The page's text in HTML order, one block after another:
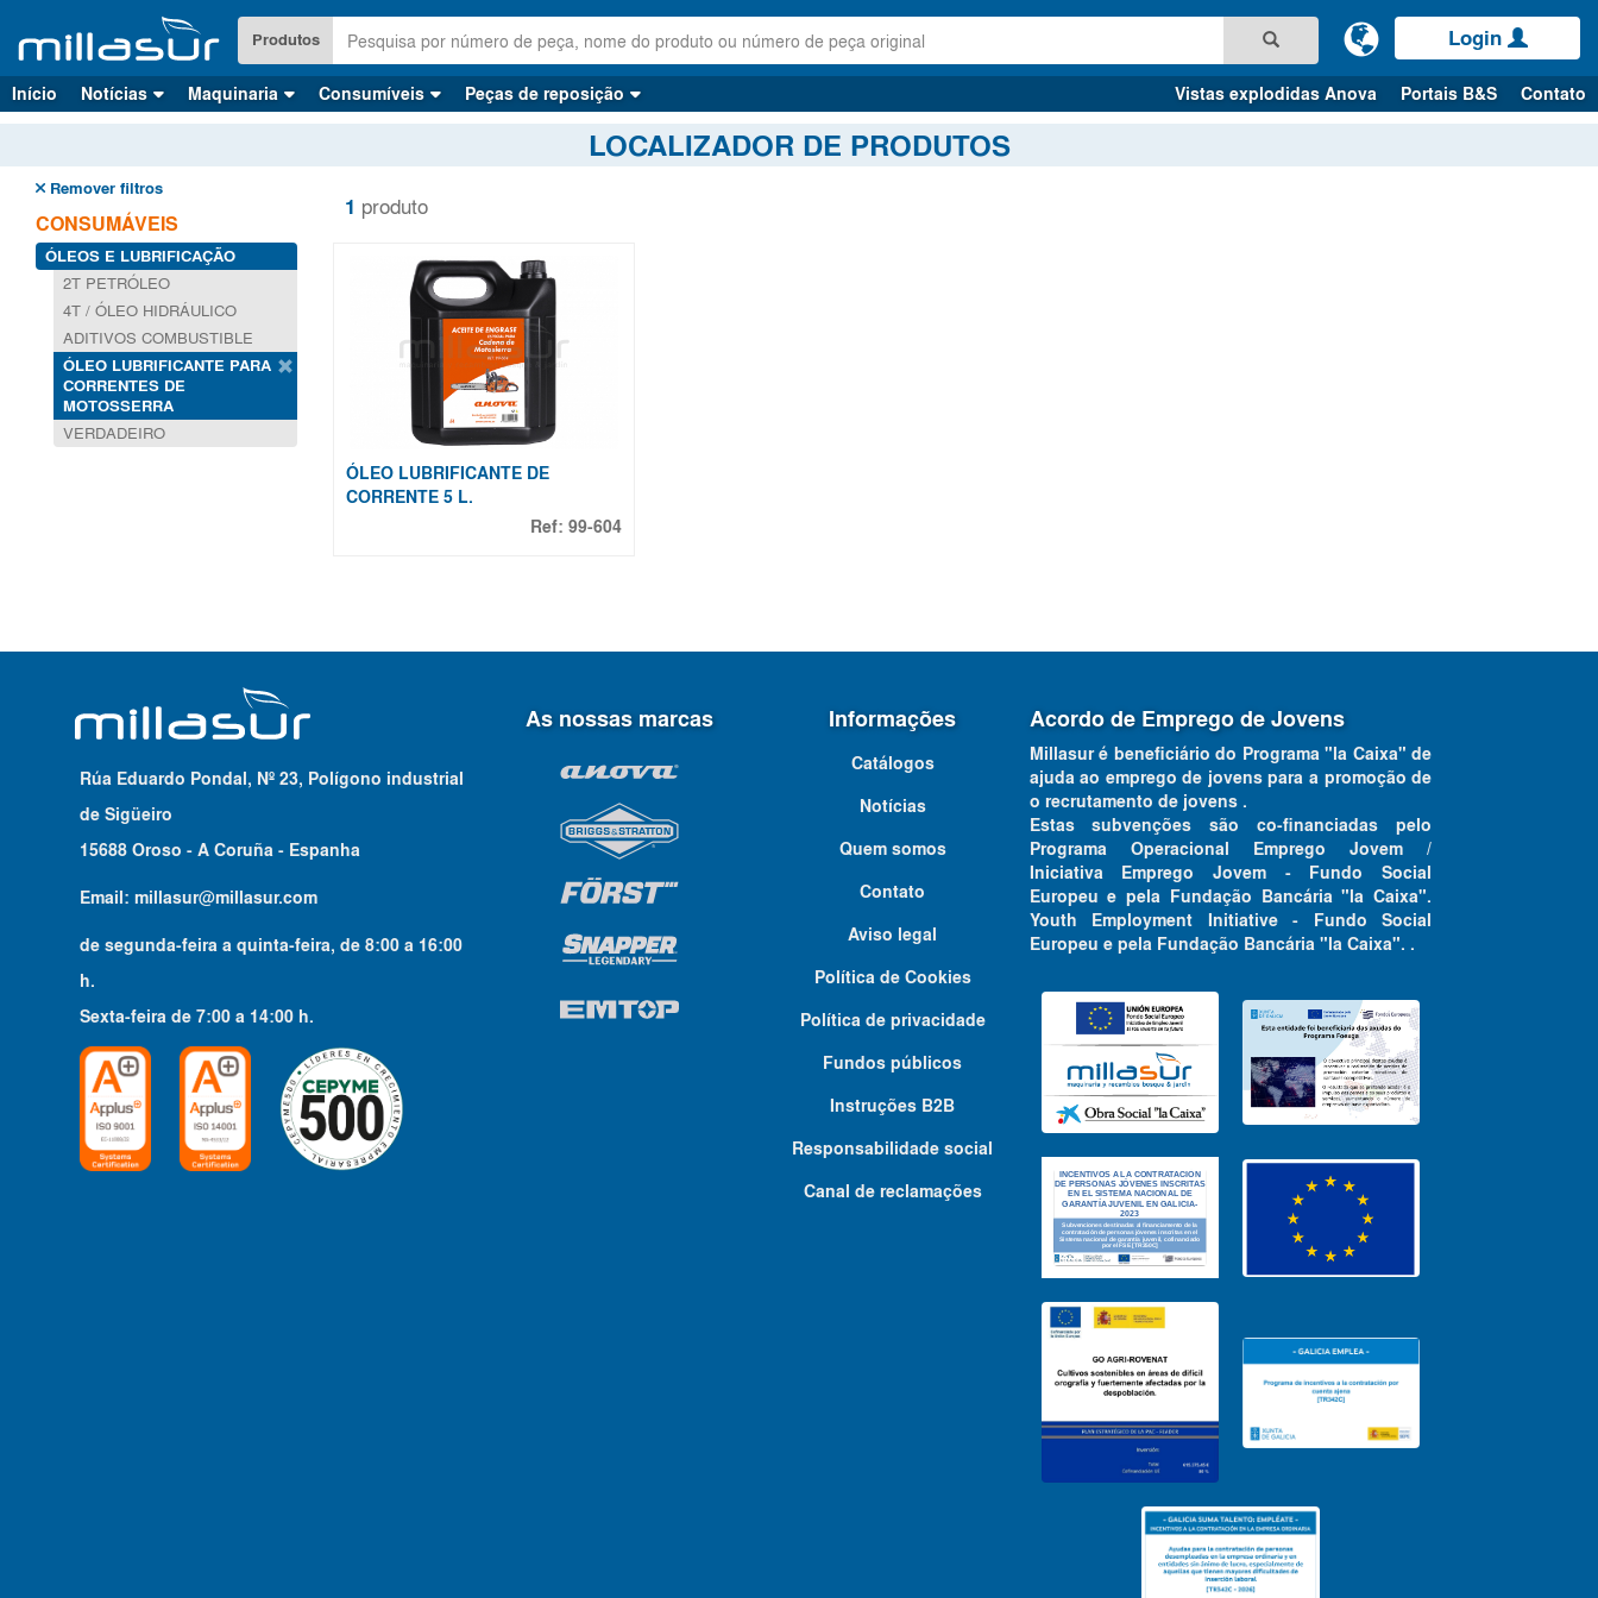
para
conteúdo
principal
Produtos Login
Início Notícias Maquinaria Consumíveis Peças de reposição Vistas explodidas Anova Portais B&S Contato
LOCALIZADOR DE PRODUTOS
Remover filtros
CONSUMÁVEIS
ÓLEOS E LUBRIFICAÇÃO
2T PETRÓLEO
4T / ÓLEO HIDRÁULICO
ADITIVOS COMBUSTIBLE
ÓLEO LUBRIFICANTE PARA
CORRENTES DE
MOTOSSERRA
VERDADEIRO
1 produto
ÓLEO LUBRIFICANTE DE
CORRENTE 5 L.
Ref:99-604
Rúa Eduardo Pondal, Nº 23, Polígono industrial
de Sigüeiro
15688 Oroso - A Coruña - Espanha
Email:millasur@millasur.com
de segunda-feira a quinta-feira, de8:00 a 16:00
h.
Sexta-feira de7:00 a 14:00 h.
As nossas marcas Informações
Catálogos
Notícias
Quem somos
Contato
Aviso legal
Política de Cookies
Política de privacidade
Fundos públicos
Instruções B2B
Responsabilidade social
Canal de reclamações
Acordo de Emprego de Jovens
Millasur é beneficiário do Programa "la Caixa" de
ajuda ao emprego de jovens para a promoção de
o recrutamento de jovens .
Estas subvenções são co-financiadas pelo
Programa Operacional Emprego Jovem /
Iniciativa Emprego Jovem - Fundo Social
Europeu e pela Fundação Bancária "la Caixa".
Youth Employment Initiative - Fundo Social
Europeu e pela Fundação Bancária "la Caixa". .